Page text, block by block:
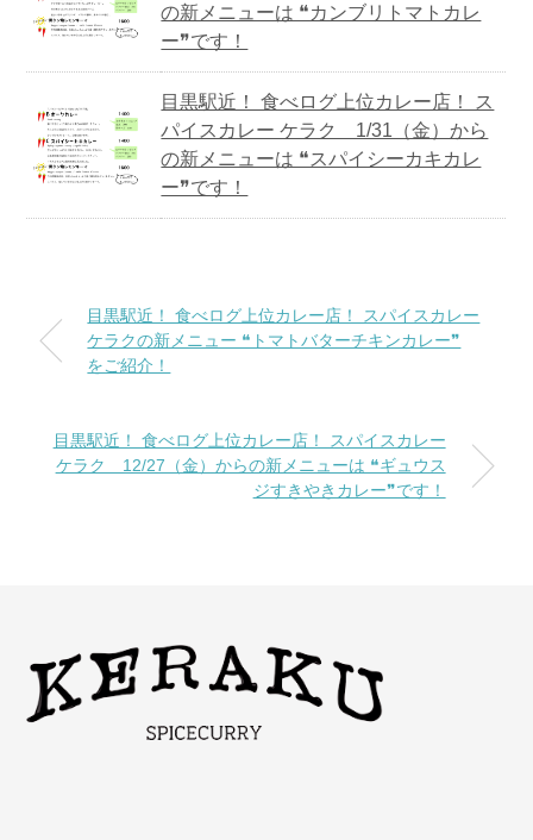
の新メニューは ❝カンブリトマトカレ
ー❞です！
目黒駅近！ 食べログ上位カレー店！ ス
パイスカレー ケラク 1/31（金）から
の新メニューは ❝スパイシーカキカレ
ー❞です！
目黒駅近！ 食べログ上位カレー店！ スパイスカレー
ケラクの新メニュー ❝トマトバターチキンカレー❞
をご紹介！
目黒駅近！ 食べログ上位カレー店！ スパイスカレー
ケラク 12/27（金）からの新メニューは ❝ギュウス
ジすきやきカレー❞です！